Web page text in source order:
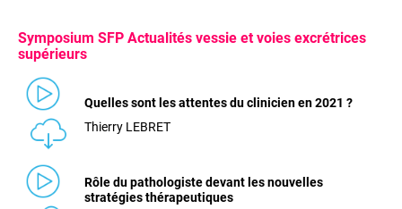
Symposium SFP Actualités vessie et voies excrétrices
supérieurs
Quelles sont les attentes du clinicien en 2021 ?
Thierry LEBRET
Rôle du pathologiste devant les nouvelles
stratégies thérapeutiques